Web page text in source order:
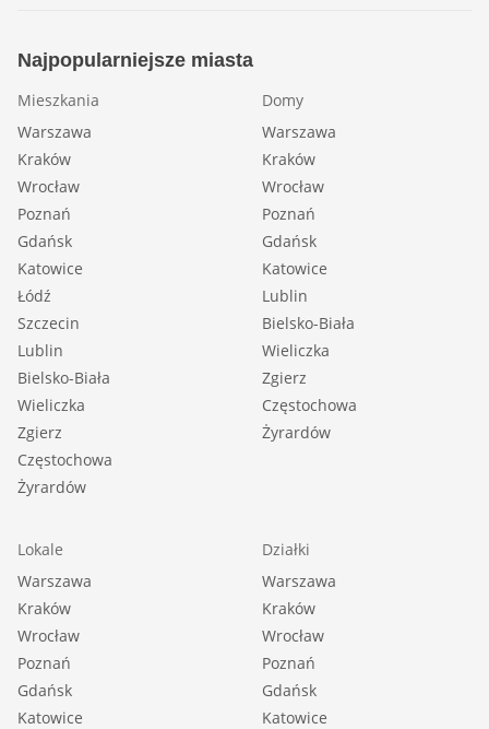
Najpopularniejsze miasta
Mieszkania
Warszawa
Kraków
Wrocław
Poznań
Gdańsk
Katowice
Łódź
Szczecin
Lublin
Bielsko-Biała
Wieliczka
Zgierz
Częstochowa
Żyrardów
Domy
Warszawa
Kraków
Wrocław
Poznań
Gdańsk
Katowice
Lublin
Bielsko-Biała
Wieliczka
Zgierz
Częstochowa
Żyrardów
Lokale
Warszawa
Kraków
Wrocław
Poznań
Gdańsk
Katowice
Działki
Warszawa
Kraków
Wrocław
Poznań
Gdańsk
Katowice